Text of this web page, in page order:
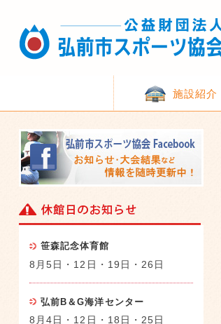
施設紹介
笹森記念体育館
8月5日・12日・19日・26日
弘前B＆G海洋センター
8月4日・12日・18日・25日